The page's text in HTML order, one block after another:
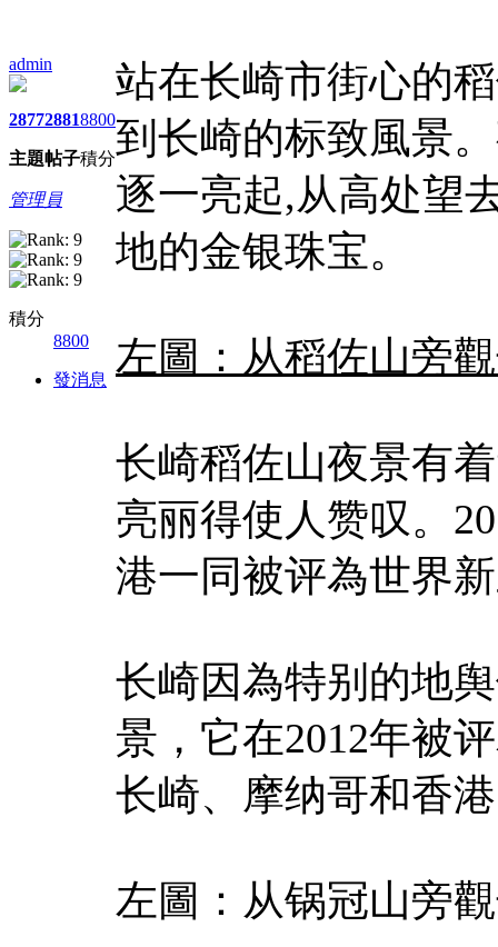
admin
2877
主題
2881
帖子
8800
積分
管理員
積分
8800
發消息
站在长崎市街心的
到长崎的标致風景
逐一亮起,从高处望
地的金银珠宝。
左圖：从稻佐山旁
长崎稻佐山夜景有
亮丽得使人赞叹。
港一同被评為世界
长崎因為特别的地
景，它在2012年被
长崎、摩纳哥和香
左圖：从锅冠山旁